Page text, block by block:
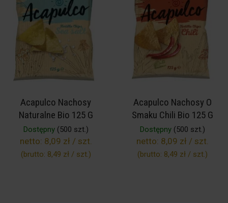
Acapulco Nachosy
Naturalne Bio 125 G
Dostępny(500 szt.)
netto: 8,09 zł / szt.
(brutto: 8,49 zł / szt.)
Acapulco Nachosy O
Smaku Chili Bio 125 G
Dostępny(500 szt.)
netto: 8,09 zł / szt.
(brutto: 8,49 zł / szt.)